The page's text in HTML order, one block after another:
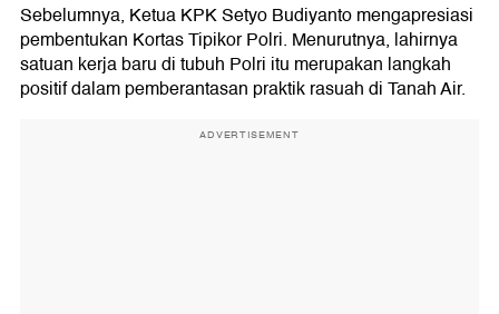
Sebelumnya, Ketua KPK Setyo Budiyanto mengapresiasi
pembentukan Kortas Tipikor Polri. Menurutnya, lahirnya
satuan kerja baru di tubuh Polri itu merupakan langkah
positif dalam pemberantasan praktik rasuah di Tanah Air.
ADVERTISEMENT